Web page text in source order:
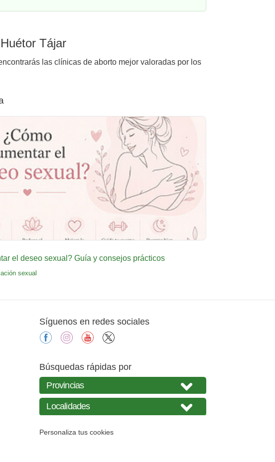
Tájar
las clínicas de aborto mejor valoradas por los
el deseo sexual? Guía y consejos prácticos
sexual
Síguenos en redes sociales
facebookinstagramyoutube
Búsquedas rápidas por
Personaliza tus cookies